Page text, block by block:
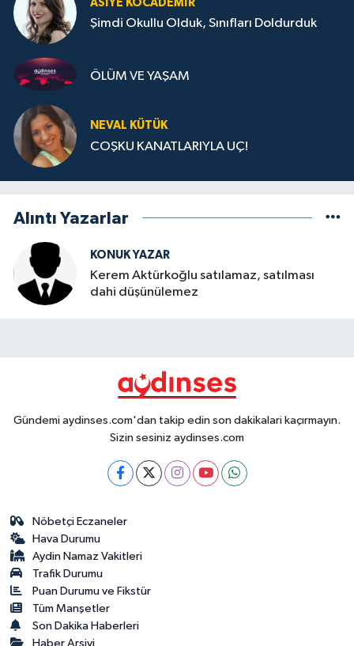
ASIYE KOCADEMİR
Şimdi Okullu Olduk, Sınıfları Doldurduk
ÖLÜM VE YAŞAM
NEVAL KÜTÜK
COŞKU KANATLARIYLA UÇ!
Alıntı Yazarlar
KONUK YAZAR
Kerem Aktürkoğlu satılamaz, satılması
dahi düşünülemez
Gündemi aydinses.com'dan takip edin son dakikalari kaçırmayın.
Sizin sesiniz aydinses.com
Nöbetçi Eczaneler
Hava Durumu
Aydin Namaz Vakitleri
Trafik Durumu
Puan Durumu ve Fikstür
Tüm Manşetler
Son Dakika Haberleri
Haber Arşivi